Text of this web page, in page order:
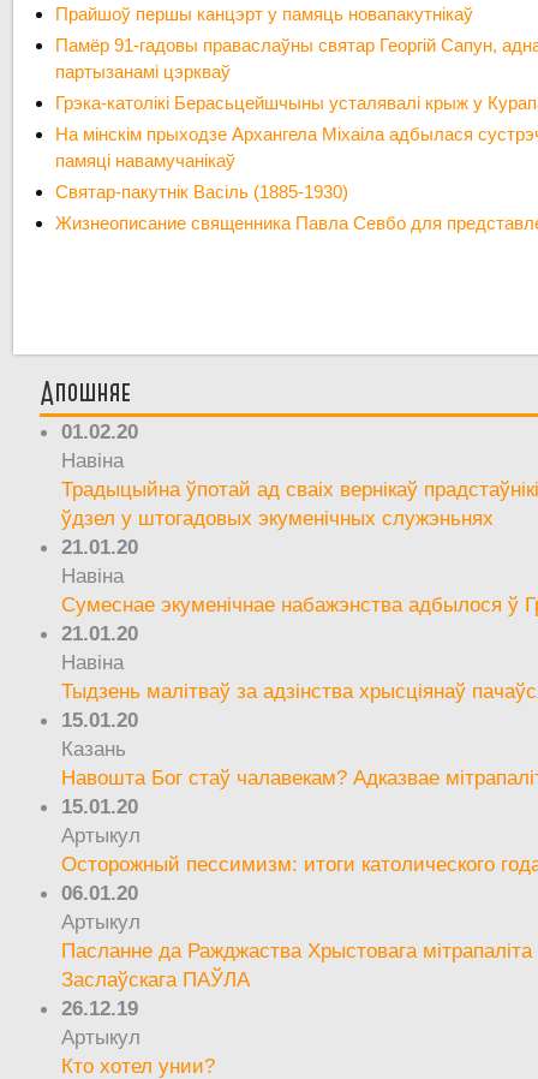
Прайшоў першы канцэрт у памяць новапакутнікаў
Памёр 91-гадовы праваслаўны святар Георгій Сапун,
партызанамі цэркваў
Грэка-католікі Берасьцейшчыны усталявалі крыж у
На мінскім прыходзе Архангела Міхаіла адбылася
памяці навамучанікаў
Святар-пакутнік Васіль (1885-1930)
Жизнеописание священника Павла Севбо для
Апошняе
01.02.20
Навіна
Традыцыйна ўпотай ад сваіх вернікаў
ўдзел у штогадовых экуменічных служэньнях
21.01.20
Навіна
Сумеснае экуменічнае набажэнства адбылося ў
21.01.20
Навіна
Тыдзень малітваў за адзінства хрысціянаў
15.01.20
Казань
Навошта Бог стаў чалавекам? Адказвае
15.01.20
Артыкул
Осторожный пессимизм: итоги католического
06.01.20
Артыкул
Пасланне да Ражджаства Хрыстовага мітрапаліта
Заслаўскага ПАЎЛА
26.12.19
Артыкул
Кто хотел унии?